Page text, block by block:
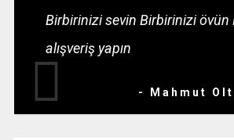
Birbirinizi sevin Birbirinizi övün
alışveriş yapın
- Mahmut